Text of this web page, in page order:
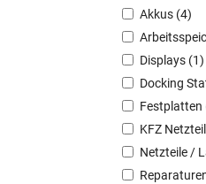
Akkus (4)
Displays (1)
Docking
Festplatten
KFZ
Netzteile /